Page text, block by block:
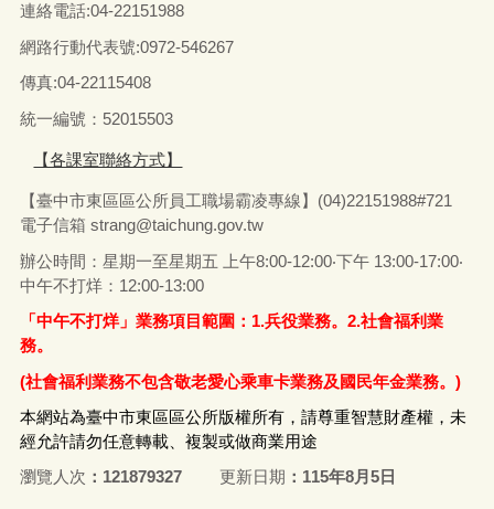
連絡電話:04-22151988
網路行動代表號:0972-546267
傳真:04-22115408
統一編號：52015503
【各課室聯絡方式】
【臺中市東區區公所員工職場霸凌專線】(04)22151988#721
電子信箱 strang@taichung.gov.tw
辦公時間：星期一至星期五 上午8:00-12:00‧下午 13:00-17:00‧
中午不打烊：12:00-13:00
「中午不打烊」業務項目範圍：1.兵役業務。2.社會福利業
務。
(社會福利業務不包含敬老愛心乘車卡業務及國民年金業務。)
本網站為臺中市東區區公所版權所有，請尊重智慧財產權，未
經允許請勿任意轉載、複製或做商業用途
瀏覽人次
121879327 更新日期 115年8月5日